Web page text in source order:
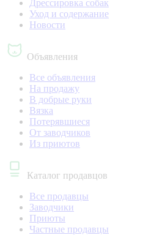
Дрессировка собак
Уход и содержание
Новости
Объявления
Все объявления
На продажу
В добрые руки
Вязка
Потерявшиеся
От заводчиков
Из приютов
Каталог продавцов
Все продавцы
Заводчики
Приюты
Частные продавцы